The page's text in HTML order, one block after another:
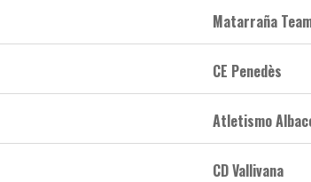
Matarraña
CE Penedès
Atletismo
CD Vallivana